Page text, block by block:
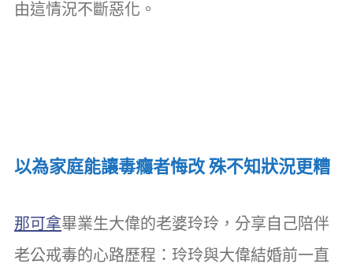
由這情況不斷惡化。
以為家庭能讓毒癮者悔改 殊不知狀況更糟
那可拿畢業生大偉的老婆玲玲，分享自己陪伴
老公戒毒的心路歷程：玲玲與大偉結婚前一直